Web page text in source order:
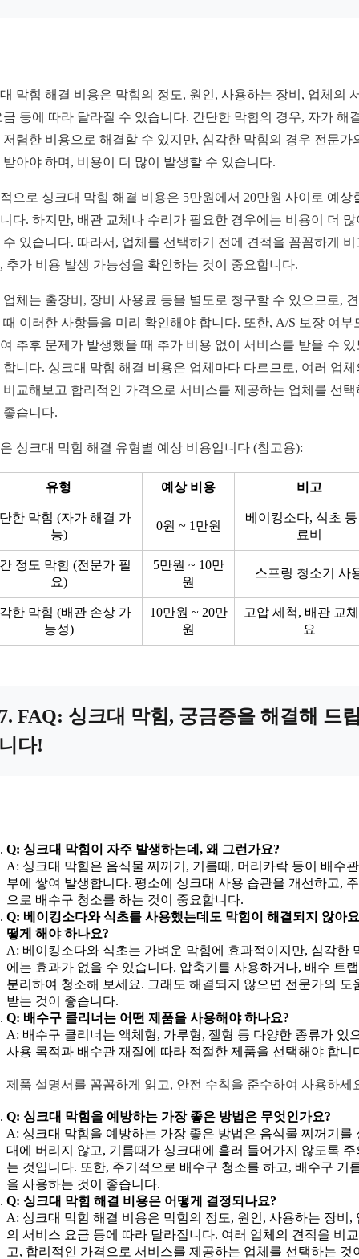
막힘 해결 비용은 막힘의 정도, 원인, 사용하는 장비, 업체의
금 등에 따라 달라질 수 있습니다. 간단한 막힘의 경우, 자가 해
저렴한 비용으로 해결할 수 있지만, 심각한 막힘의 경우 전문가
받아야 하며, 비용이 더 많이 발생할 수 있습니다.
으로 싱크대 막힘 해결 비용은 5만원에서 20만원 사이로 예상
다. 하지만, 배관 교체나 수리가 필요한 경우에는 비용이 더 많
수 있습니다. 따라서, 업체를 선택하기 전에 견적을 꼼꼼하게 비
추가 비용 발생 가능성을 확인하는 것이 중요합니다.
업체는 출장비, 장비 사용료 등을 별도로 청구할 수 있으므로,
때 이러한 사항들을 미리 확인해야 합니다. 또한, A/S 보장 여부
추후 문제가 발생했을 때 추가 비용 없이 서비스를 받을 수 있
합니다. 싱크대 막힘 해결 비용은 업체마다 다르므로, 여러 업체
비교해보고 합리적인 가격으로 서비스를 제공하는 업체를 선택
좋습니다.
싱크대 막힘 해결 유형별 예상 비용입니다 (참고용):
유형 예상 비용 비고
한 막힘 (자가 해결 가
능)
0원 ~ 1만원
베이킹소다, 식초
료비
정도 막힘 (전문가 필
요)
5만원 ~ 10만
원
스프링 청소기 사
한 막힘 (배관 손상 가
능성)
10만원 ~ 20만
원
고압 세척, 배관 교
요
FAQ: 싱크대 막힘, 궁금증을 해결해 드
다!
Q: 싱크대 막힘이 자주 발생하는데, 왜 그런가요?
A: 싱크대 막힘은 음식물 찌꺼기, 기름때, 머리카락 등이 배수
부에 쌓여 발생합니다. 평소에 싱크대 사용 습관을 개선하고,
으로 배수구 청소를 하는 것이 중요합니다.
Q: 베이킹소다와 식초를 사용했는데도 막힘이 해결되지 않아
떻게 해야 하나요?
A: 베이킹소다와 식초는 가벼운 막힘에 효과적이지만, 심각한
에는 효과가 없을 수 있습니다. 압축기를 사용하거나, 배수 트
분리하여 청소해 보세요. 그래도 해결되지 않으면 전문가의 도
받는 것이 좋습니다.
Q: 배수구 클리너는 어떤 제품을 사용해야 하나요?
A: 배수구 클리너는 액체형, 가루형, 젤형 등 다양한 종류가 있
사용 목적과 배수관 재질에 따라 적절한 제품을 선택해야 합니
제품 설명서를 꼼꼼하게 읽고, 안전 수칙을 준수하여 사용하세
Q: 싱크대 막힘을 예방하는 가장 좋은 방법은 무엇인가요?
A: 싱크대 막힘을 예방하는 가장 좋은 방법은 음식물 찌꺼기를
대에 버리지 않고, 기름때가 싱크대에 흘러 들어가지 않도록 주
는 것입니다. 또한, 주기적으로 배수구 청소를 하고, 배수구 거
을 사용하는 것이 좋습니다.
Q: 싱크대 막힘 해결 비용은 어떻게 결정되나요?
A: 싱크대 막힘 해결 비용은 막힘의 정도, 원인, 사용하는 장비,
의 서비스 요금 등에 따라 달라집니다. 여러 업체의 견적을 비
고, 합리적인 가격으로 서비스를 제공하는 업체를 선택하는 것